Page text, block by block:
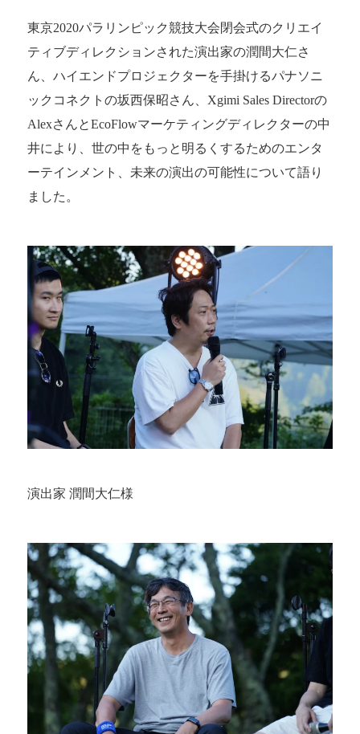
東京2020パラリンピック競技大会閉会式のクリエイ
ティブディレクションされた演出家の潤間大仁さ
ん、ハイエンドプロジェクターを手掛けるパナソニ
ックコネクトの坂西保昭さん、Xgimi Sales Directorの
AlexさんとEcoFlowマーケティングディレクターの中
井により、世の中をもっと明るくするためのエンタ
ーテインメント、未来の演出の可能性について語り
ました。
演出家 潤間大仁様